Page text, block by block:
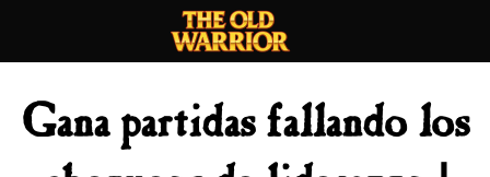
content
Gana partidas fallando los